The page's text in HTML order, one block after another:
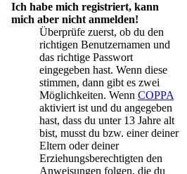
Ich habe mich registriert, kann
mich aber nicht anmelden!
Überprüfe zuerst, ob du den
richtigen Benutzernamen und
das richtige Passwort
eingegeben hast. Wenn diese
stimmen, dann gibt es zwei
Möglichkeiten. Wenn COPPA
aktiviert ist und du angegeben
hast, dass du unter 13 Jahre alt
bist, musst du bzw. einer deiner
Eltern oder deiner
Erziehungsberechtigten den
Anweisungen folgen, die du